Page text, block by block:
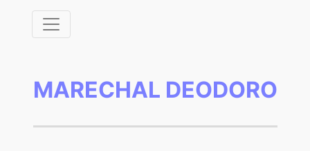
MARECHAL DEODORO